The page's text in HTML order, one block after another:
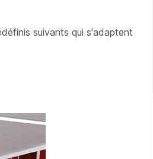
suivants qui s'adaptent